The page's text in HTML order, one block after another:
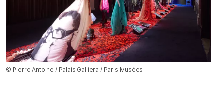
© Pierre Antoine / Palais Galliera / Paris Musées